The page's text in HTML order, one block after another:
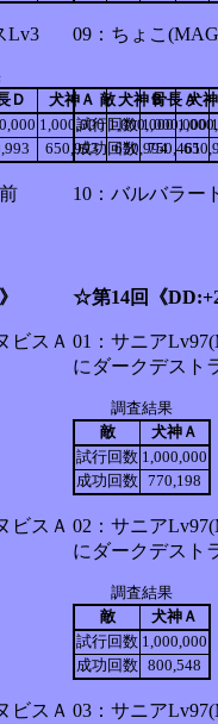
Lv3
Ｄ 犬神Ａ 犬神Ｂ
犬
1,000,000 1,000,000
650,993 650,994
09：ちょこ
敵
骨長Ａ
試行回数 1,000,000
成功回数 750,461
10：バルバラー
ビスＡ
ビスＡ
ビスＡ
☆第14回《
01：サニア
にダークデスト
調査結果
敵
犬神Ａ
試行回数 1,000,000
成功回数 770,198
02：サニア
にダークデスト
調査結果
敵
犬神Ａ
試行回数 1,000,000
成功回数 800,548
03：サニア